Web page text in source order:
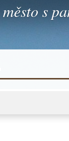
město s